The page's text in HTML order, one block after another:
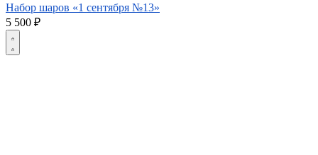
Набор шаров «1 сентября №13»
5 500 ₽